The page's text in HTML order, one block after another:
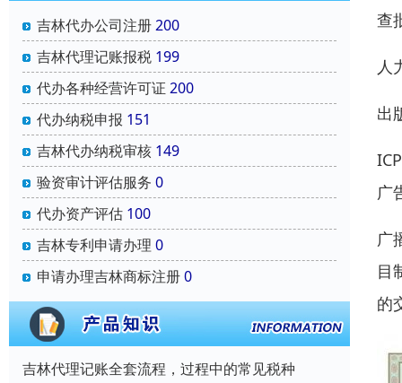
吉林代办公司注册200
吉林代理记账报税 199
代办各种经营许可证 200
代办纳税申报 151
吉林代办纳税审核 149
验资审计评估服务 0
代办资产评估 100
吉林专利申请办理 0
申请办理吉林商标注册0
吉林代理记账全套流程，过程中的常见税种
查
人
出
广
广
目
的